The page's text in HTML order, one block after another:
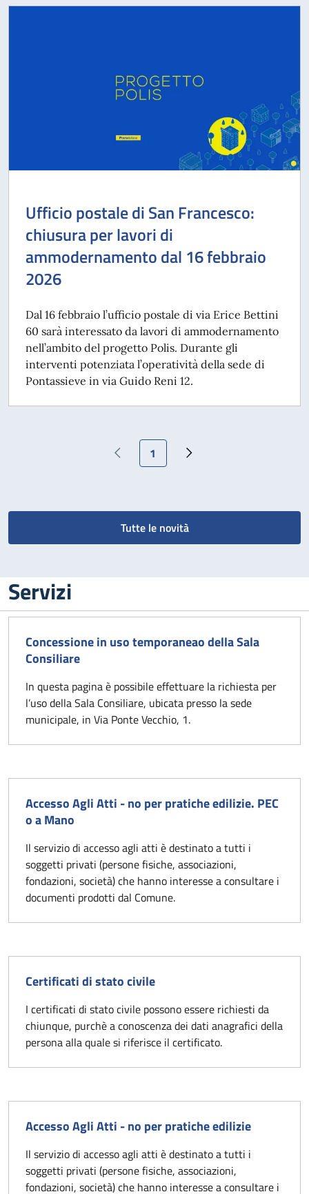
Ufficio postale di San Francesco:
chiusura per lavori di
ammodernamento dal 16 febbraio
2026
Dal 16 febbraio l’ufficio postale di via Erice Bettini
60 sarà interessato da lavori di ammodernamento
nell’ambito del progetto Polis. Durante gli
interventi potenziata l’operatività della sede di
Pontassieve in via Guido Reni 12.
Pagina precedente
Pagina attuale
1 Pagina successiva
Tutte le novità
Servizi
Concessione in uso temporaneao della Sala
Consiliare
In questa pagina è possibile effettuare la richiesta per
l’uso della Sala Consiliare, ubicata presso la sede
municipale, in Via Ponte Vecchio, 1.
Accesso Agli Atti - no per pratiche edilizie. PEC
o a Mano
Il servizio di accesso agli atti è destinato a tutti i
soggetti privati (persone fisiche, associazioni,
fondazioni, società) che hanno interesse a consultare i
documenti prodotti dal Comune.
Certificati di stato civile
I certificati di stato civile possono essere richiesti da
chiunque, purchè a conoscenza dei dati anagrafici della
persona alla quale si riferisce il certificato.
Accesso Agli Atti - no per pratiche edilizie
Il servizio di accesso agli atti è destinato a tutti i
soggetti privati (persone fisiche, associazioni,
fondazioni, società) che hanno interesse a consultare i